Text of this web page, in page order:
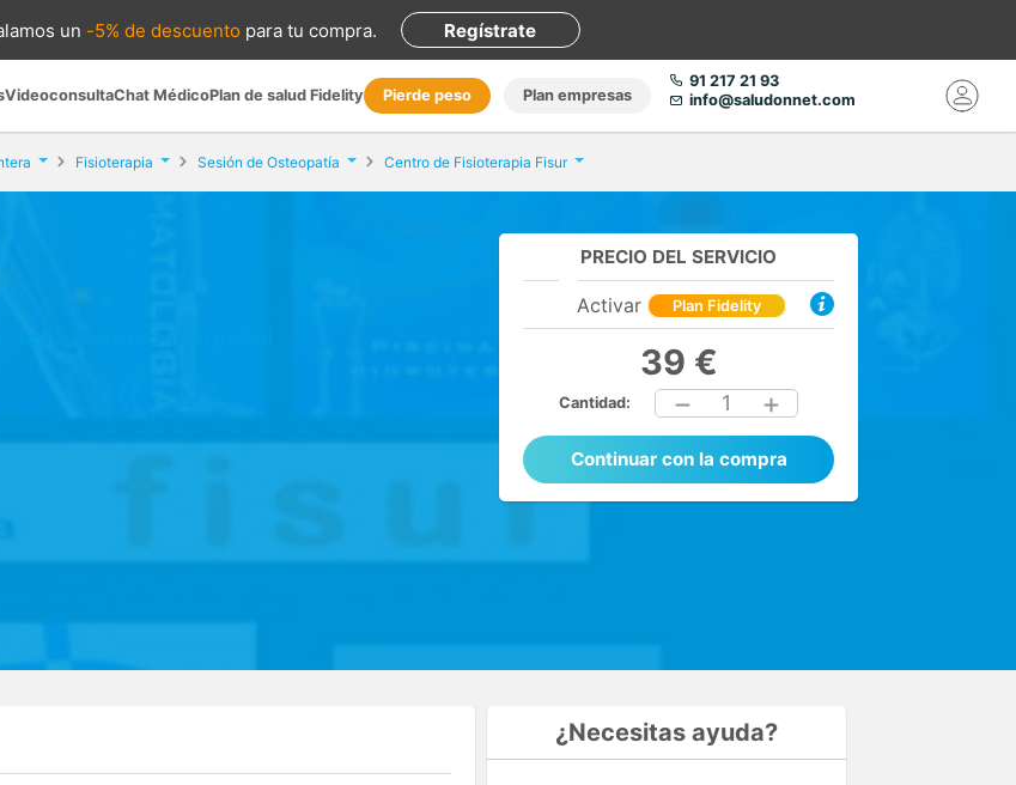
un -5% de descuento para tu compra. Regístrate
VideoconsultaChat MédicoPlan de salud Fidelity Pierde peso Plan empresas
91 217 21 93
info@saludonnet.com
Fisioterapia Sesión de Osteopatía Centro de Fisioterapia Fisur
la Frontera (Córdoba)
PRECIO DEL SERVICIO
Activar Plan Fidelity
39 €
Cantidad: 1
Continuar con la compra
¿Necesitas ayuda?